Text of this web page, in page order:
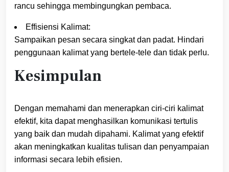
rancu sehingga membingungkan pembaca.
Effisiensi Kalimat:
Sampaikan pesan secara singkat dan padat. Hindari
penggunaan kalimat yang bertele-tele dan tidak perlu.
Kesimpulan
Dengan memahami dan menerapkan ciri-ciri kalimat
efektif, kita dapat menghasilkan komunikasi tertulis
yang baik dan mudah dipahami. Kalimat yang efektif
akan meningkatkan kualitas tulisan dan penyampaian
informasi secara lebih efisien.